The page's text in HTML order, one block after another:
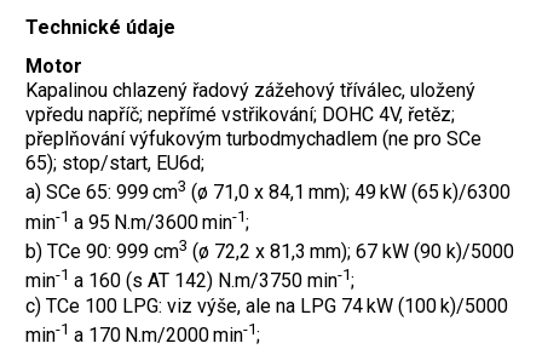
Technické údaje
Motor
Kapalinou chlazený řadový zážehový tříválec, uložený
vpředu napříč; nepřímé vstřikování; DOHC 4V, řetěz;
přeplňování výfukovým turbo­dmychadlem (ne pro SCe
65); stop/start, EU6d;
a) SCe 65: 999 cm3 (ø 71,0 x 84,1 mm); 49 kW (65 k)/6300
min-1 a 95 N.m/3600 min-1;
b) TCe 90: 999 cm3 (ø 72,2 x 81,3 mm); 67 kW (90 k)/5000
min-1 a 160 (s AT 142) N.m/3750 min-1;
c) TCe 100 LPG: viz výše, ale na LPG 74 kW (100 k)/5000
min-1 a 170 N.m/2000 min-1;